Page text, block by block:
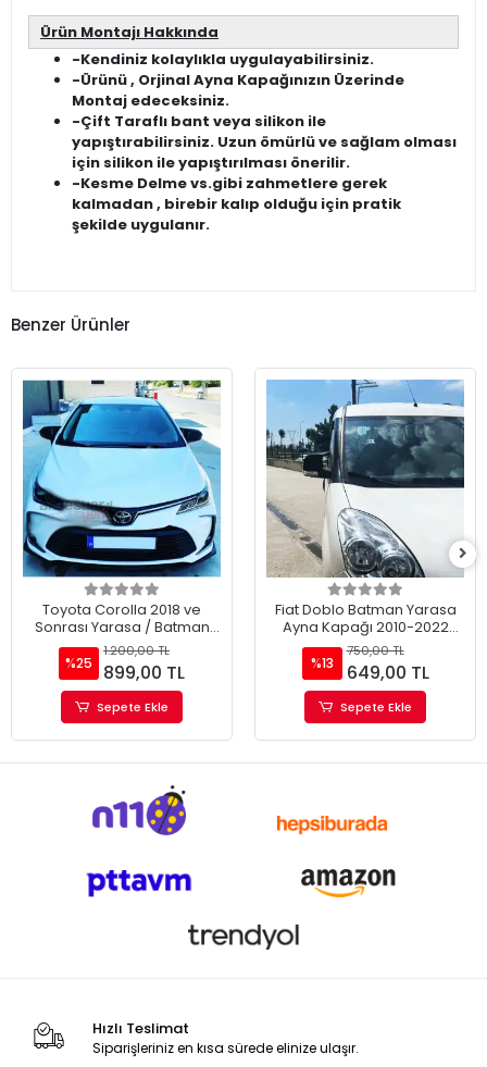
Ürün Montajı Hakkında
-Kendiniz kolaylıkla uygulayabilirsiniz.
-Ürünü , Orjinal Ayna Kapağınızın Üzerinde
Montaj edeceksiniz.
-Çift Taraflı bant veya silikon ile
yapıştırabilirsiniz. Uzun ömürlü ve sağlam olması
için silikon ile yapıştırılması önerilir.
-Kesme Delme vs.gibi zahmetlere gerek
kalmadan , birebir kalıp olduğu için pratik
şekilde uygulanır.
Benzer Ürünler
Toyota Corolla 2018 ve
Sonrası Yarasa / Batman
Ayna Kapağı
%25
1.200,00 TL
899,00 TL
Sepete Ekle
Fiat Doblo Batman Yarasa
Ayna Kapağı 2010-2022
Geniş Tip
%13
750,00 TL
649,00 TL
Sepete Ekle
Hızlı Teslimat
Siparişleriniz en kısa sürede elinize ulaşır.